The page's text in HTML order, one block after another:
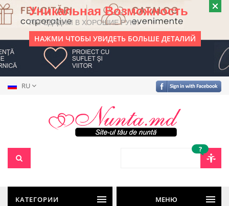
Уникальная Возможность
ПЕРЕДАДИМ В ХОРОШИЕ РУКИ
НАЖМИ ЧТОБЫ УВИДЕТЬ БОЛЬШЕ ДЕТАЛИЙ
RU
?
КАТЕГОРИИ МЕНЮ